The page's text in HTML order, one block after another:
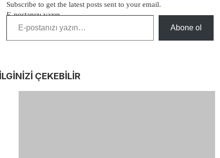
Subscribe to get the latest posts sent to your email.
E-postanızı yazın…
Abone ol
ÇEKEBİLİR